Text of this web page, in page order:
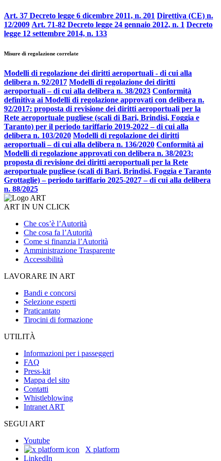
Art. 37 Decreto legge 6 dicembre 2011, n. 201 Direttiva (CE) n.
12/2009 Art. 71-82 Decreto legge 24 gennaio 2012, n. 1 Decreto
legge 12 settembre 2014, n. 133
Misure di regolazione correlate
Modelli di regolazione dei diritti aeroportuali - di cui alla
delibera n. 92/2017 Modelli di regolazione dei diritti
aeroportuali – di cui alla delibera n. 38/2023 Conformità
definitiva ai Modelli di regolazione approvati con delibera n.
92/2017: proposta di revisione dei diritti aeroportuali per la
Rete aeroportuale pugliese (scali di Bari, Brindisi, Foggia e
Taranto) per il periodo tariffario 2019-2022 – di cui alla
delibera n. 103/2020 Modelli di regolazione dei diritti
aeroportuali – di cui alla delibera n. 136/2020 Conformità ai
Modelli di regolazione approvati con delibera n. 38/2023:
proposta di revisione dei diritti aeroportuali per la Rete
aeroportuale pugliese (scali di Bari, Brindisi, Foggia e Taranto
Grottaglie) – periodo tariffario 2025-2027 – di cui alla delibera
n. 88/2025
ART IN UN CLICK
Che cos’è l’Autorità
Che cosa fa l’Autorità
Come si finanzia l’Autorità
Amministrazione Trasparente
Accessibilità
LAVORARE IN ART
Bandi e concorsi
Selezione esperti
Praticantato
Tirocini di formazione
UTILITÀ
Informazioni per i passeggeri
FAQ
Press-kit
Mappa del sito
Contatti
Whistleblowing
Intranet ART
SEGUI ART
Youtube
X platform
LinkedIn